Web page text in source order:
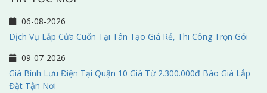
06-08-2026
Dịch Vụ Lắp Cửa Cuốn Tại Tân Tạo Giá Rẻ, Thi Công Trọn Gói
09-07-2026
Giá Bình Lưu Điện Tại Quận 10 Giá Từ 2.300.000đ Báo Giá Lắp
Đặt Tận Nơi